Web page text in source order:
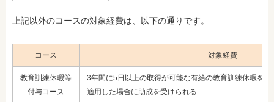
上記以外のコースの対象経費は、以下の通りです。
コース 対象経費
教育訓練休暇等
付与コース
3年間に5日以上の取得が可能な有給の教育訓練休暇を導
適用した場合に助成を受けられる